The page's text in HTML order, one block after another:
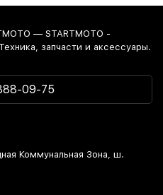
— STARTMOTO -
запчасти и аксессуары.
09-75
Коммунальная Зона, ш.